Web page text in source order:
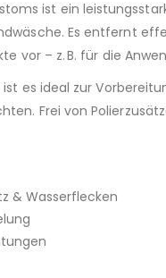
ist ein
Es entfernt
vor – z. B. für die
es ideal zur
Frei von
& Wasserflecken